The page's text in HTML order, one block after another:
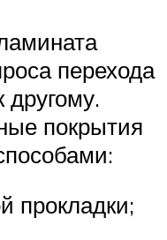
перехода
другому.
покрытия
прокладки;